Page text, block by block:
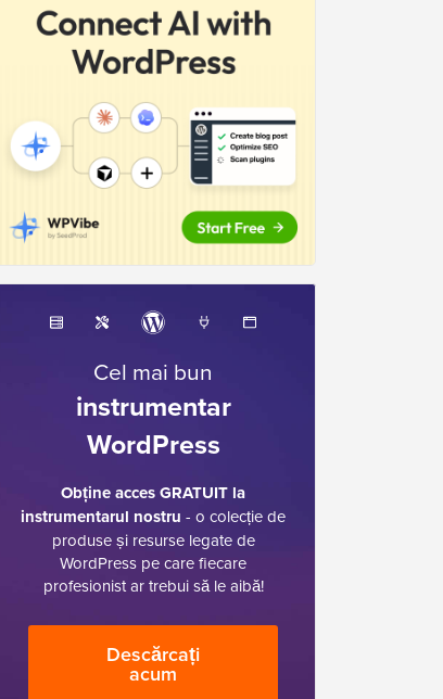
Cel mai bun
instrumentar
WordPress
Obține acces GRATUIT la
instrumentarul nostru - o colecție de
produse și resurse legate de
WordPress pe care fiecare
profesionist ar trebui să le aibă!
Descărcați
acum